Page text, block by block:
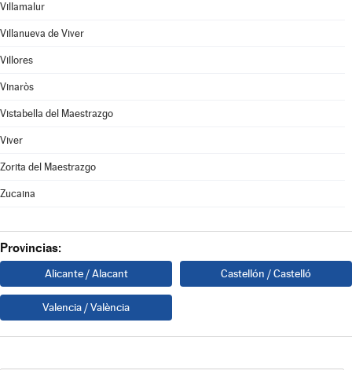
Villamalur
Villanueva de Viver
Villores
Vinaròs
Vistabella del Maestrazgo
Viver
Zorita del Maestrazgo
Zucaina
Provincias:
Alicante / Alacant Castellón / Castelló
Valencia / València